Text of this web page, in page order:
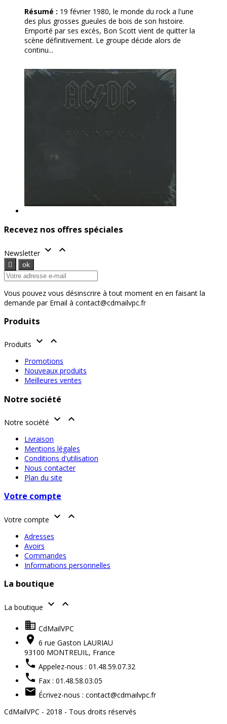
Résumé : 19 février 1980, le monde du rock a l'une
des plus grosses gueules de bois de son histoire.
Emporté par ses excès, Bon Scott vient de quitter la
scène définitivement. Le groupe décide alors de
continu...
Recevez nos offres spéciales
Newsletter  
Vous pouvez vous désinscrire à tout moment en en faisant la
demande par Email à contact@cdmailvpc.fr
Produits
Produits  
Promotions
Nouveaux produits
Meilleures ventes
Notre société
Notre société  
Livraison
Mentions légales
Conditions d'utilisation
Nous contacter
Plan du site
Votre compte
Votre compte  
Adresses
Avoirs
Commandes
Informations personnelles
La boutique
La boutique 

 CdMailVPC
 6 rue Gaston LAURIAU
93100 MONTREUIL, France
 Appelez-nous : 01.48.59.07.32
 Fax : 01.48.58.03.05
 Écrivez-nous : contact@cdmailvpc.fr
CdMailVPC - 2018 - Tous droits réservés